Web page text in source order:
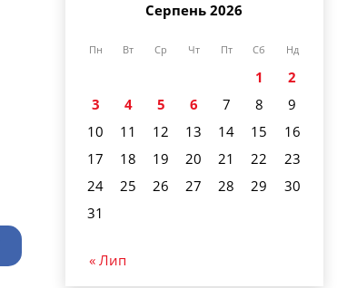
Серпень 2026
Пн Вт Ср Чт Пт Сб Нд
1
2
3
4 5 6 7 8
9
10
11 12 13 14 15
16
17
18 19 20 21 22
23
24
25 26 27 28 29
30
31
« Лип